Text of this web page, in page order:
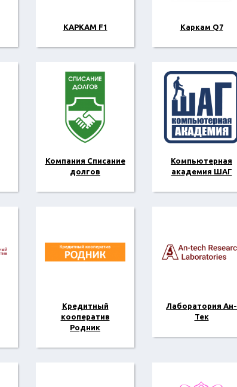
КАРКАМ F1 Каркам Q7
Компания Списание
долгов
Компьютерная
академия ШАГ
Кредитный
кооператив
Родник
Лаборатория Ан-
Тек